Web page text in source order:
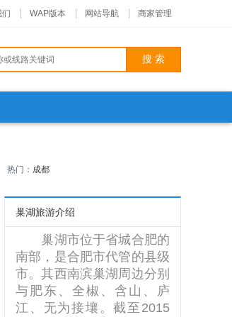
们 WAP版本 网站导航 商家管理
热门： 成都
巢湖旅游介绍
巢湖市位于省城合肥的
南部，是合肥市代管的县级
市。其西南滨巢湖周边分别
与肥东、全椒、含山、庐
江、无为接壤。截至2015